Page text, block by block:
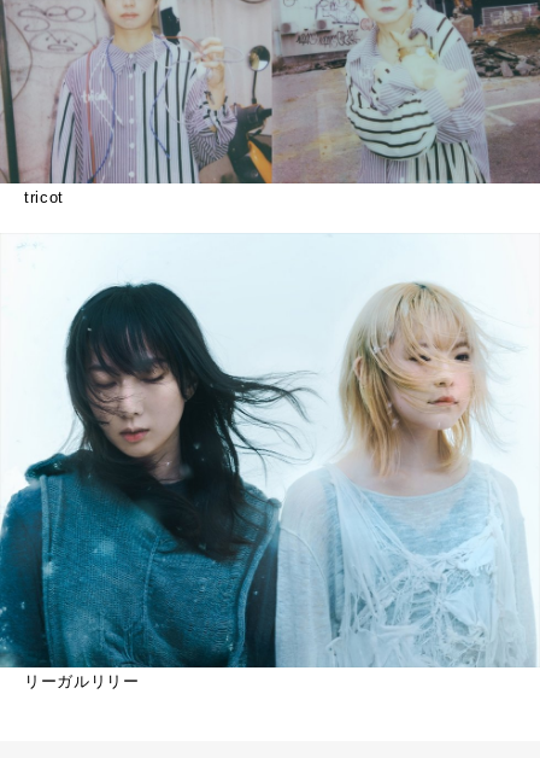
tricot
リーガルリリー